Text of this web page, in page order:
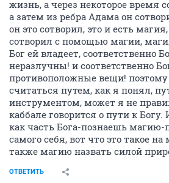
жизнь, а через некоторое время
а затем из ребра Адама он
он это сотворил, это и есть
сотворил с помощью магии,
Бог ей владеет, соответственно
неразлучны! и соответственно
противоположные вещи!
считаться путем, как я понял,
инструментом, может я не
каббале говорится о пути к
как часть Бога-познаешь магию-
самого себя, вот что это такое
также магию назвать силой
ОТВЕТИТЬ